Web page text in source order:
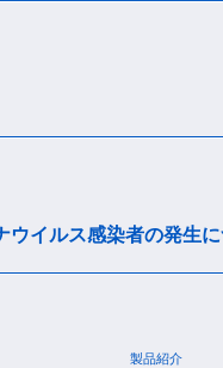
イルス感染者の発生
製品紹介